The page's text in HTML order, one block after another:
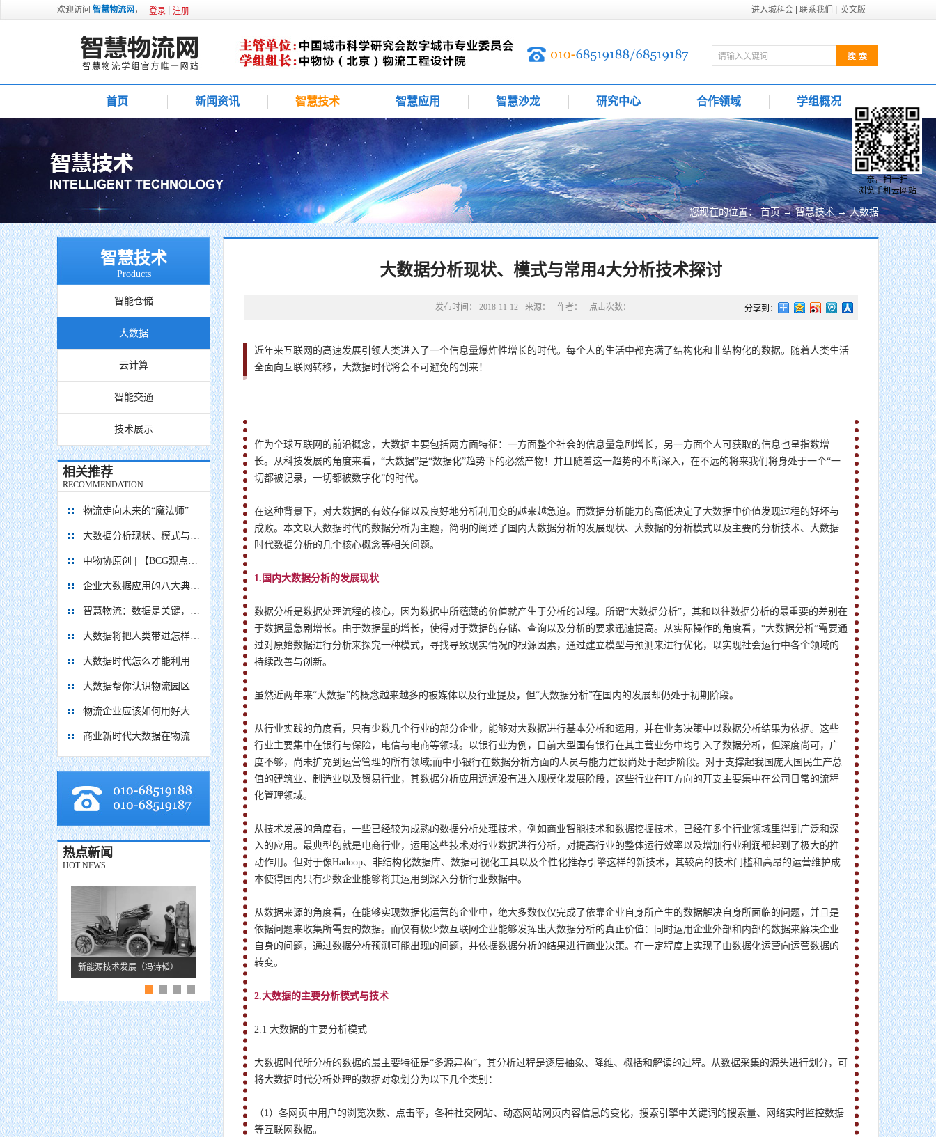
欢迎访问 智慧物流网 ， 登录 注册 进入城科会 联系我们 英文版
首页 新闻资讯 智慧技术 智慧应用 智慧沙龙 研究中心 合作领域 学组概况
智慧技术
Products
智能仓储
大数据
云计算
智能交通
技术展示
相关推荐
RECOMMENDATION
物流走向未来的“魔法师”
大数据分析现状、模式与常用4大分析技术探讨
中物协原创 | 【BCG观点】公路货运为何需要数字化快速发展
企业大数据应用的八大典型案例汇编
智慧物流：数据是关键，需求是根本
大数据将把人类带进怎样的新世界？
大数据时代怎么才能利用数据进行有效物流决策？
大数据帮你认识物流园区类别
物流企业应该如何用好大数据?
商业新时代大数据在物流行业的应用
热点新闻
HOT NEWS
新能源技术发展（冯诗韬）
您现在的位置： 首页 → 智慧技术 → 大数据
大数据分析现状、模式与常用4大分析技术探讨
发布时间： 2018-11-12 来源： 作者： 点击次数： 分享到：
近年来互联网的高速发展引领人类进入了一个信息量爆炸性增长的时代。每个人的生活中都充满了结构化和非结构化的数据。随着人类生活
全面向互联网转移，大数据时代将会不可避免的到来！
作为全球互联网的前沿概念，大数据主要包括两方面特征：一方面整个社会的信息量急剧增长，另一方面个人可获取的信息也呈指数增
长。从科技发展的角度来看，“大数据”是“数据化”趋势下的必然产物！并且随着这一趋势的不断深入，在不远的将来我们将身处于一个“一
切都被记录，一切都被数字化”的时代。
在这种背景下，对大数据的有效存储以及良好地分析利用变的越来越急迫。而数据分析能力的高低决定了大数据中价值发现过程的好坏与
成败。本文以大数据时代的数据分析为主题，简明的阐述了国内大数据分析的发展现状、大数据的分析模式以及主要的分析技术、大数据
时代数据分析的几个核心概念等相关问题。
1.国内大数据分析的发展现状
数据分析是数据处理流程的核心，因为数据中所蕴藏的价值就产生于分析的过程。所谓“大数据分析”，其和以往数据分析的最重要的差别在
于数据量急剧增长。由于数据量的增长，使得对于数据的存储、查询以及分析的要求迅速提高。从实际操作的角度看，“大数据分析”需要通
过对原始数据进行分析来探究一种模式，寻找导致现实情况的根源因素，通过建立模型与预测来进行优化，以实现社会运行中各个领域的
持续改善与创新。
虽然近两年来“大数据”的概念越来越多的被媒体以及行业提及，但“大数据分析”在国内的发展却仍处于初期阶段。
从行业实践的角度看，只有少数几个行业的部分企业，能够对大数据进行基本分析和运用，并在业务决策中以数据分析结果为依据。这些
行业主要集中在银行与保险，电信与电商等领域。以银行业为例，目前大型国有银行在其主营业务中均引入了数据分析，但深度尚可，广
度不够，尚未扩充到运营管理的所有领域;而中小银行在数据分析方面的人员与能力建设尚处于起步阶段。对于支撑起我国庞大国民生产总
值的建筑业、制造业以及贸易行业，其数据分析应用远远没有进入规模化发展阶段，这些行业在IT方向的开支主要集中在公司日常的流程
化管理领域。
从技术发展的角度看，一些已经较为成熟的数据分析处理技术，例如商业智能技术和数据挖掘技术，已经在多个行业领域里得到广泛和深
入的应用。最典型的就是电商行业，运用这些技术对行业数据进行分析，对提高行业的整体运行效率以及增加行业利润都起到了极大的推
动作用。但对于像Hadoop、非结构化数据库、数据可视化工具以及个性化推荐引擎这样的新技术，其较高的技术门槛和高昂的运营维护成
本使得国内只有少数企业能够将其运用到深入分析行业数据中。
从数据来源的角度看，在能够实现数据化运营的企业中，绝大多数仅仅完成了依靠企业自身所产生的数据解决自身所面临的问题，并且是
依据问题来收集所需要的数据。而仅有极少数互联网企业能够发挥出大数据分析的真正价值：同时运用企业外部和内部的数据来解决企业
自身的问题，通过数据分析预测可能出现的问题，并依据数据分析的结果进行商业决策。在一定程度上实现了由数据化运营向运营数据的
转变。
2.大数据的主要分析模式与技术
2.1 大数据的主要分析模式
大数据时代所分析的数据的最主要特征是“多源异构”，其分析过程是逐层抽象、降维、概括和解读的过程。从数据采集的源头进行划分，可
将大数据时代分析处理的数据对象划分为以下几个类别：
（1）各网页中用户的浏览次数、点击率，各种社交网站、动态网站网页内容信息的变化，搜索引擎中关键词的搜索量、网络实时监控数据
等互联网数据。
亲，扫一扫
浏览手机云网站